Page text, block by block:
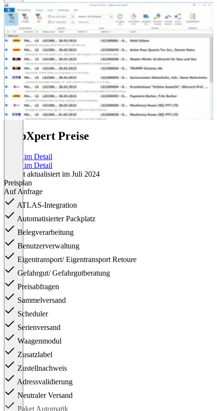
ShipXpert Preise
Preise im Detail
Preise im Detail
Zuletzt aktualisiert im Juli 2024
Preisplan
Auf Anfrage
ATLAS-Integration
Automatisierter Packplatz
Belegverarbeitung
Benutzerverwaltung
Eigentransport/ Eigentransport Retoure
Gefahrgut/ Gefahrgutberatung
Preisabfragen
Sammelversand
Scheduler
Serienversand
Waagenmodul
Zusatzlabel
Zustellnachweis
Adressvalidierung
Neutraler Versand
Paket Automatik